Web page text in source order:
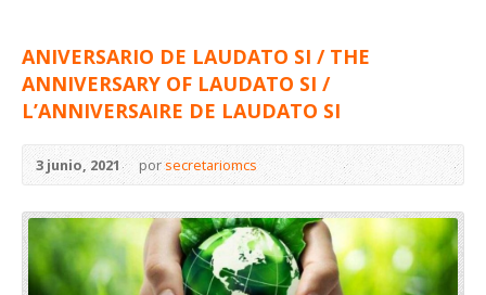
ANIVERSARIO DE LAUDATO SI / THE
ANNIVERSARY OF LAUDATO SI /
L’ANNIVERSAIRE DE LAUDATO SI
3 junio, 2021 porsecretariomcs